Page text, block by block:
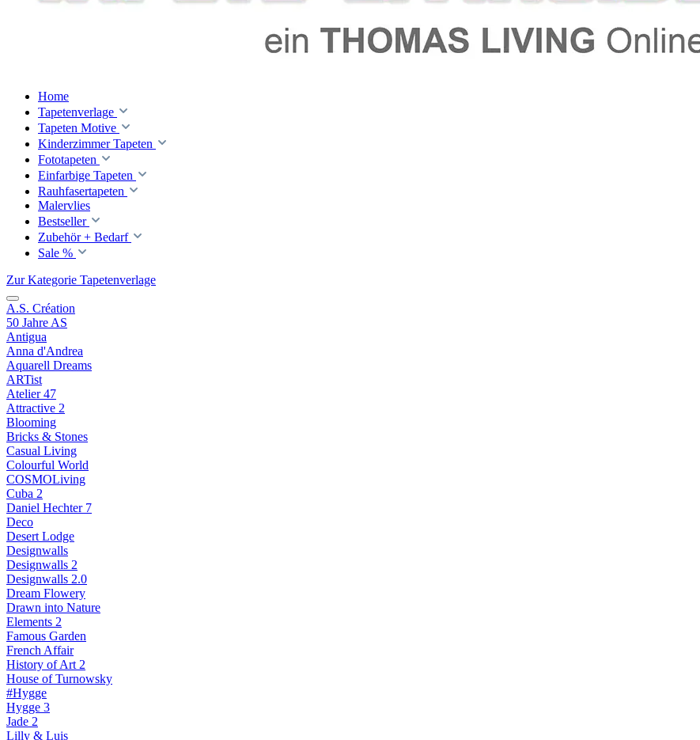
Home
Tapetenverlage
Tapeten Motive
Kinderzimmer Tapeten
Fototapeten
Einfarbige Tapeten
Rauhfasertapeten
Malervlies
Bestseller
Zubehör + Bedarf
Sale %
Zur Kategorie Tapetenverlage
A.S. Création
50 Jahre AS
Antigua
Anna d'Andrea
Aquarell Dreams
ARTist
Atelier 47
Attractive 2
Blooming
Bricks & Stones
Casual Living
Colourful World
COSMOLiving
Cuba 2
Daniel Hechter 7
Deco
Desert Lodge
Designwalls
Designwalls 2
Designwalls 2.0
Dream Flowery
Drawn into Nature
Elements 2
Famous Garden
French Affair
History of Art 2
House of Turnowsky
#Hygge
Hygge 3
Jade 2
Lilly & Luis